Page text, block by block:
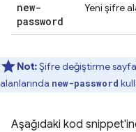
new-
password
Yeni şifre
Not:Şifre değiştirme
alanlarında new-password
Aşağıdaki kod